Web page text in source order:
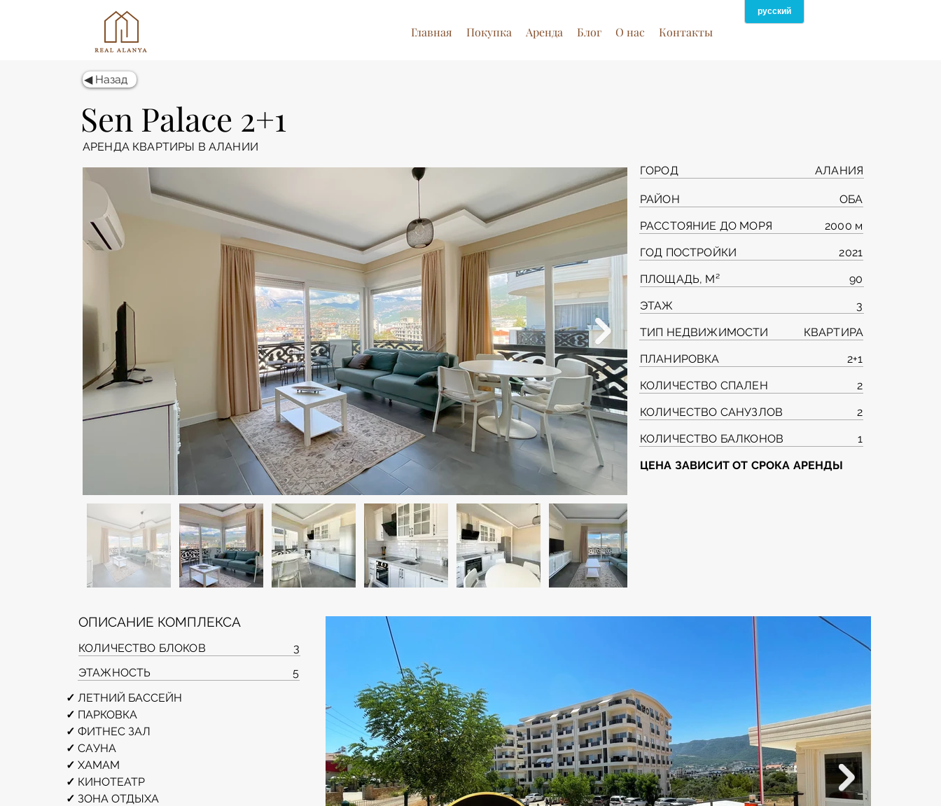
Главная Покупка Аренда Блог О нас Контакты
АРЕНДА КВАРТИРЫ В АЛАНИИ
Sen Palace 2+1
◀ Назад
ГОРОД АЛАНИЯ
РАЙОН
ОБА
РАССТОЯНИЕ ДО МОРЯ
2000 м
ГОД ПОСТРОЙКИ
2021
ПЛОЩАДЬ, М²
90
ЭТАЖ
3
ТИП НЕДВИЖИМОСТИ
КВАРТИРА
ПЛАНИРОВКА
2+1
КОЛИЧЕСТВО СПАЛЕН
2
КОЛИЧЕСТВО САНУЗЛОВ
2
КОЛИЧЕСТВО БАЛКОНОВ
1
ЦЕНА ЗАВИСИТ ОТ СРОКА АРЕНДЫ
ОПИСАНИЕ КОМПЛЕКСА
КОЛИЧЕСТВО БЛОКОВ
3
ЭТАЖНОСТЬ
5
✓ ЛЕТНИЙ БАССЕЙН
✓ ПАРКОВКА
✓ ФИТНЕС ЗАЛ
✓ САУНА
✓ ХАМАМ
✓ КИНОТЕАТР
✓ ЗОНА ОТДЫХА